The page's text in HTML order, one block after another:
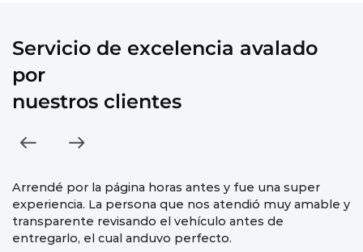
Servicio de excelencia avalado
por
nuestros clientes
Arrendé por la página horas antes y fue una super
experiencia. La persona que nos atendió muy amable y
transparente revisando el vehículo antes de
entregarlo, el cual anduvo perfecto.